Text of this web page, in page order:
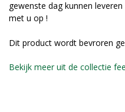
gewenste dag kunnen
met u op !
Dit product wordt bevroren
Bekijk meer uit de collectie